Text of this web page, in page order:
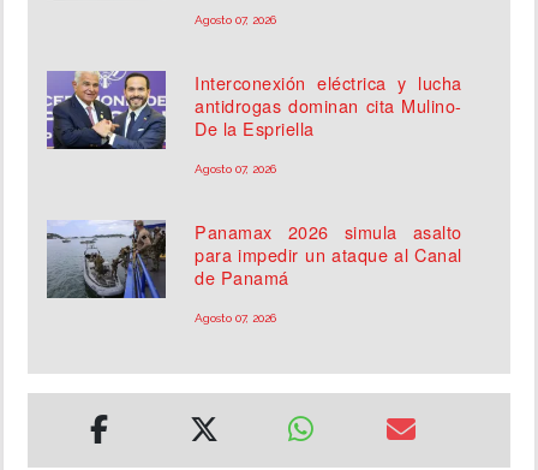
Agosto 07, 2026
Interconexión eléctrica y lucha
antidrogas dominan cita Mulino-
De la Espriella
Agosto 07, 2026
Panamax 2026 simula asalto
para impedir un ataque al Canal
de Panamá
Agosto 07, 2026